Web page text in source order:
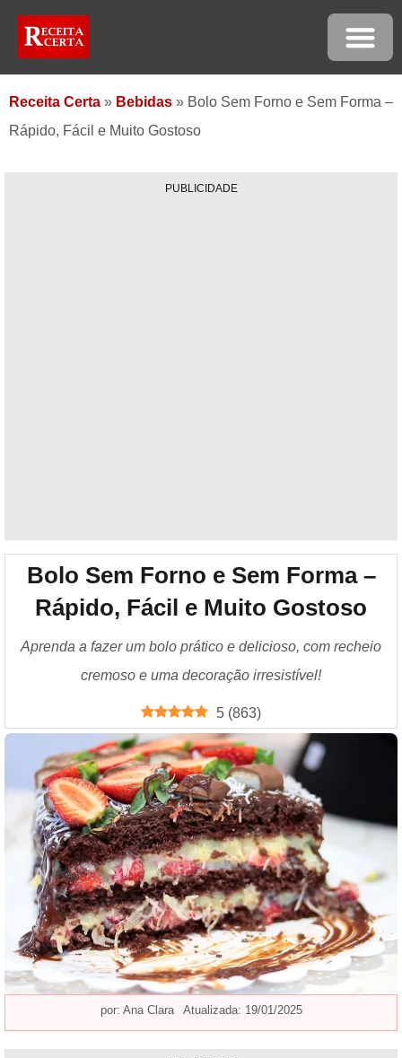
Receita Certa » Bebidas » Bolo Sem Forno e Sem Forma –
Rápido, Fácil e Muito Gostoso
PUBLICIDADE
Bolo Sem Forno e Sem Forma –
Rápido, Fácil e Muito Gostoso
Aprenda a fazer um bolo prático e delicioso, com recheio
cremoso e uma decoração irresistível!
5 (863)
por: Ana Clara Atualizada: 19/01/2025